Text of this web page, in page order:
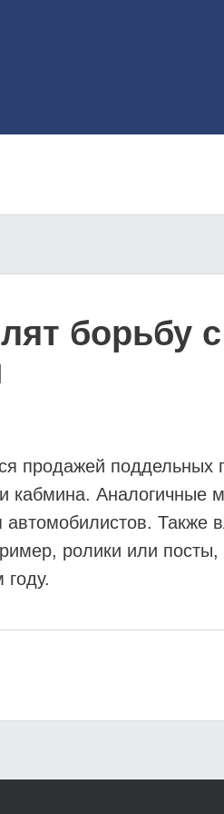
борьбу
продажей поддельных
кабмина. Аналогичные
Также
ролики или